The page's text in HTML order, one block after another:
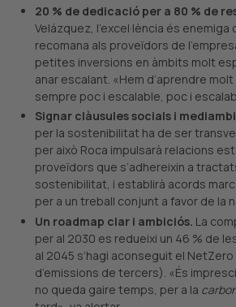
20 % de dedicació per a 80 % de
Velázquez, l’excel·lència és
recomana als proveïdors de
petites inversions en àmbits molt
anar escalant. «Hem d’aprendre
sempre poc i escalable, poc i
Signar clàusules socials i
per la sostenibilitat ha de ser
per això Roca impulsarà relacions
proveïdors que s’adhereixin a
sostenibilitat, i establirà acords marc
per a un treball conjunt a favor de la
Un roadmap clar i ambiciós. La
per al 2030 es redueixi un 46 % de
al 2045 s’hagi aconseguit el
d’emissions de tercers). «És
no queda gaire temps, per a la